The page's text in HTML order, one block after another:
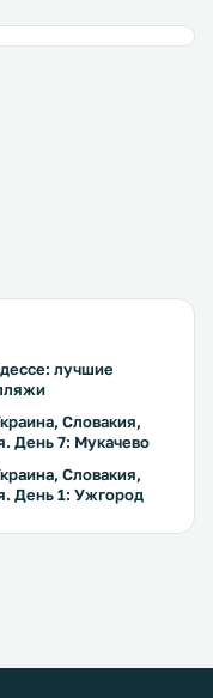
лучшие
Словакия,
День 7: Мукачево
Словакия,
День 1: Ужгород